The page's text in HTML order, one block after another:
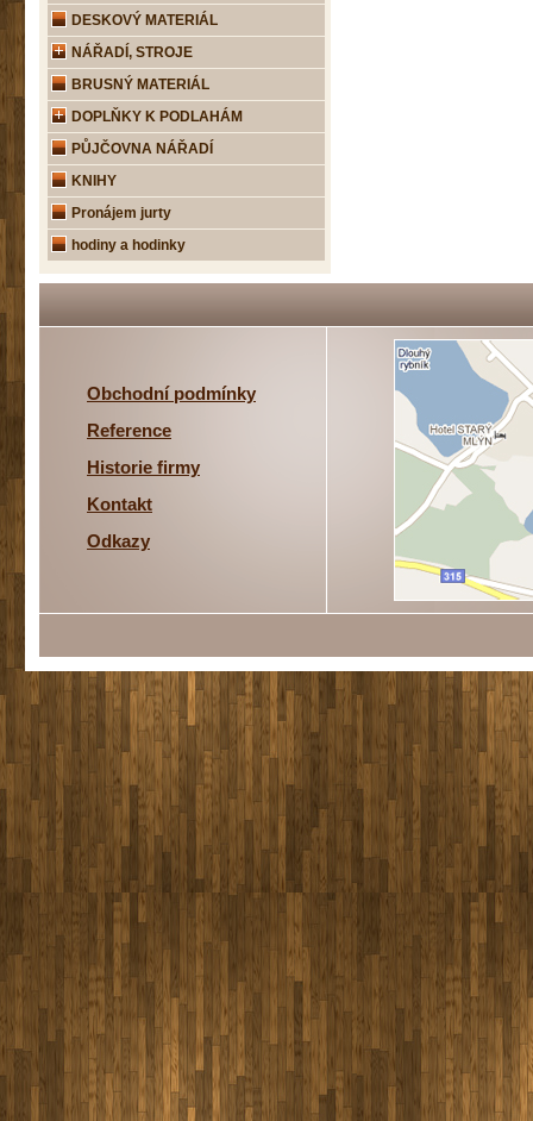
DESKOVÝ MATERIÁL
NÁŘADÍ, STROJE
BRUSNÝ MATERIÁL
DOPLŇKY K PODLAHÁM
PŮJČOVNA NÁŘADÍ
KNIHY
Pronájem jurty
hodiny a hodinky
Obchodní podmínky
Reference
Historie firmy
Kontakt
Odkazy